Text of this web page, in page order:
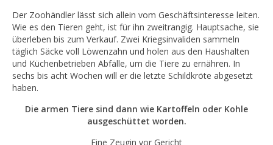
Der Zoohändler lässt sich allein vom Geschäftsinteresse leiten.
Wie es den Tieren geht, ist für ihn zweitrangig. Hauptsache, sie
überleben bis zum Verkauf. Zwei Kriegsinvaliden sammeln
täglich Säcke voll Löwenzahn und holen aus den Haushalten
und Küchenbetrieben Abfälle, um die Tiere zu ernähren. In
sechs bis acht Wochen will er die letzte Schildkröte abgesetzt
haben.
Die armen Tiere sind dann wie Kartoffeln oder Kohle
ausgeschüttet worden.
Eine Zeugin vor Gericht